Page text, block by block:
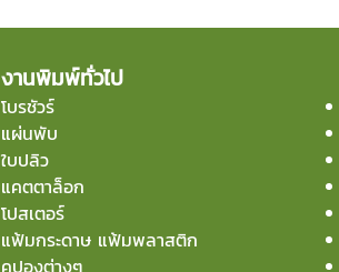
งานพิมพ์ทั่วไป
โบรชัวร์
แผ่นพับ
ใบปลิว
แคตตาล็อก
โปสเตอร์
แฟ้มกระดาษ แฟ้มพลาสติก
คูปองต่างๆ